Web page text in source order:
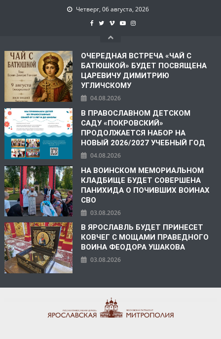
Четверг, 06 августа, 2026
ОЧЕРЕДНАЯ ВСТРЕЧА «ЧАЙ С
БАТЮШКОЙ» БУДЕТ ПОСВЯЩЕНА
ЦАРЕВИЧУ ДИМИТРИЮ
УГЛИЧСКОМУ
04.08.2026
В ПРАВОСЛАВНОМ ДЕТСКОМ
САДУ «ПОКРОВСКИЙ»
ПРОДОЛЖАЕТСЯ НАБОР НА
НОВЫЙ 2026/2027 УЧЕБНЫЙ ГОД
04.08.2026
НА ВОИНСКОМ МЕМОРИАЛЬНОМ
КЛАДБИЩЕ БУДЕТ СОВЕРШЕНА
ПАНИХИДА О ПОЧИВШИХ ВОИНАХ
СВО
03.08.2026
В ЯРОСЛАВЛЬ БУДЕТ ПРИНЕСЕТ
КОВЧЕГ С МОЩАМИ ПРАВЕДНОГО
ВОИНА ФЕОДОРА УШАКОВА
03.08.2026